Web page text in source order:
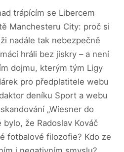
trápícím se Libercem
Manchesteru City: proč si
nadále tak nebezpečně
hráli bez jiskry – a není
dojmu, kterým tým Ligy
pro předplatitele webu
deníku Sport a webu
„Wiesner do
bylo, že Radoslav Kováč
fotbalové filozofie? Kdo ze